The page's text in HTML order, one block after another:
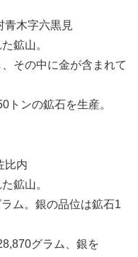
青木字六黒見
鉱山。
その中に金が含まれて
トンの鉱石を生産。
比内
鉱山。
ム。銀の品位は鉱石1
グラム、銀を